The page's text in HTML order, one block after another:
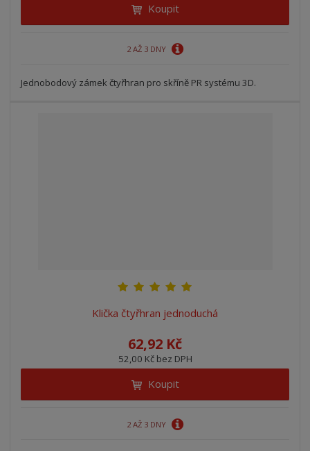
Koupit
2 AŽ 3 DNY
Jednobodový zámek čtyřhran pro skříně PR systému 3D.
Klička čtyřhran jednoduchá
62,92 Kč
52,00 Kč bez DPH
Koupit
2 AŽ 3 DNY